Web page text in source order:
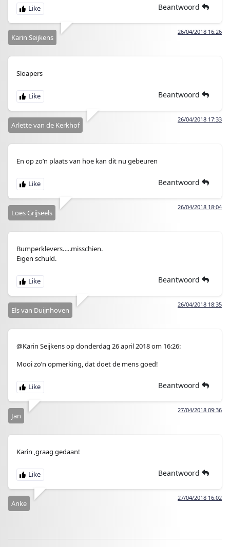
Beantwoord
26/04/2018 16:26
Karin Seijkens
Sloapers
Beantwoord
26/04/2018 17:33
Arlette van de Kerkhof
En op zo’n plaats van hoe kan dit nu gebeuren
Beantwoord
26/04/2018 18:04
Loes Grijseels
Bumperklevers…..misschien.
Eigen schuld.
Beantwoord
26/04/2018 18:35
Els van Duijnhoven
@Karin Seijkens op donderdag 26 april 2018 om 16:26:
Mooi zo’n opmerking, dat doet de mens goed!
Beantwoord
27/04/2018 09:36
Jan
Karin ,graag gedaan!
Beantwoord
27/04/2018 16:02
Anke